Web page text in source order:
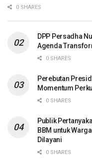
0 SHARES
DPP Persadha
Agenda
0 SHARES
Perebutan
Momentum
0 SHARES
Publik
BBM untuk
Dilayani
0 SHARES